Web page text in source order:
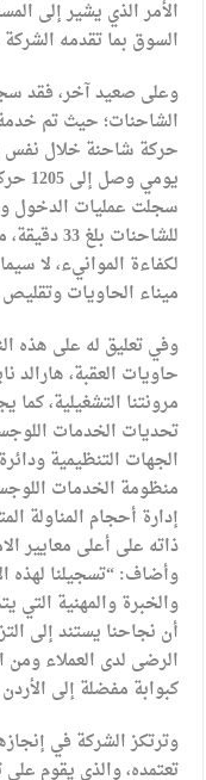
الأمر الذي يشير إلى
السوق بما تقدمه
وعلى صعيد آخر، فقد
حركة شاحنة خلال نفس
سجلت عمليات الدخول
للشاحنات
لكفاءة الموانيء، لا
ميناء الحاويات
وفي تعليق له على هذه
حاويات العقبة، هارالد
مرونتنا التشغيلية،
تحديات الخدمات
الجهات التنظيمية
منظومة الخدمات
إدارة أحجام المناولة
ذاته على أعلى معايير
وأضاف: “تسجيلنا لهذه
والخبرة والمهنية التي
أن نجاحنا يستند إلى
الرضى لدى العملاء ومن
كبوابة مفضلة إلى
وترتكز الشركة في
تعتمده، والذي يقوم